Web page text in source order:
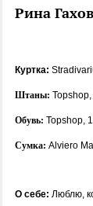
Рина
Куртка:
Штаны:
Обувь: Topshop,
Сумка: Alviero
О себе: Люблю,